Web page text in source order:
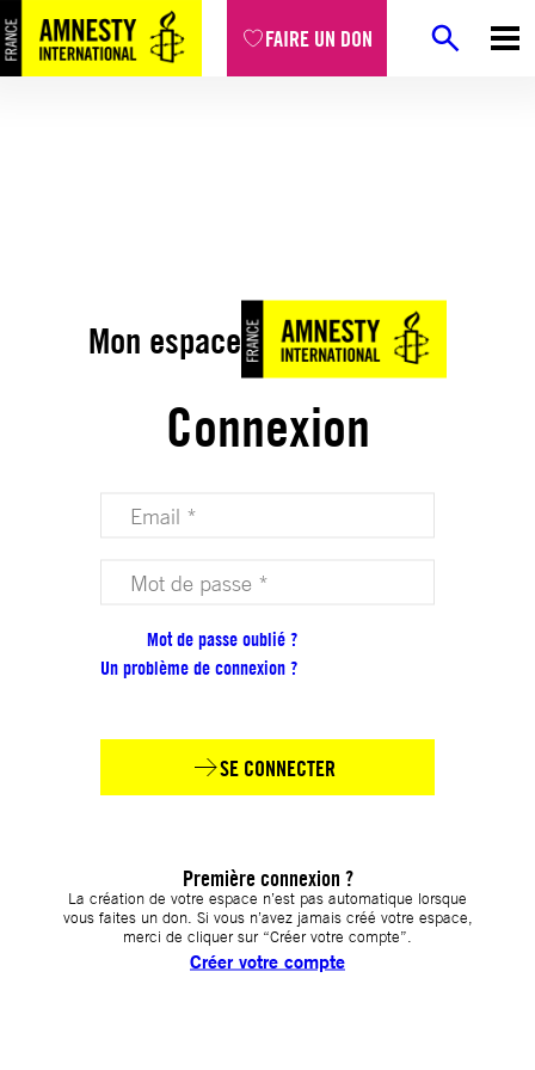
FAIRE UN DON
Mon espace
Connexion
Votre adresse email (obligatoire)
Votre mot de passe (obligatoire)
Mot de passe oublié ?
Un problème de connexion ?
SE CONNECTER
Première connexion ?
La création de votre espace n’est pas automatique lorsque
vous faites un don. Si vous n’avez jamais créé votre espace,
merci de cliquer sur “Créer votre compte”.
Créer votre compte